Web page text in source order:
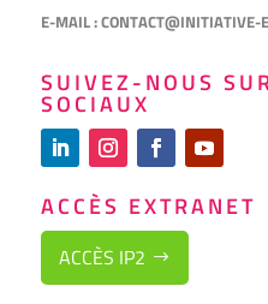
E-MAIL :CONTACT@INITIATIVE-
SUIVEZ-NOUS
SOCIAUX
ACCÈS EXTRANET
ACCÈS IP2